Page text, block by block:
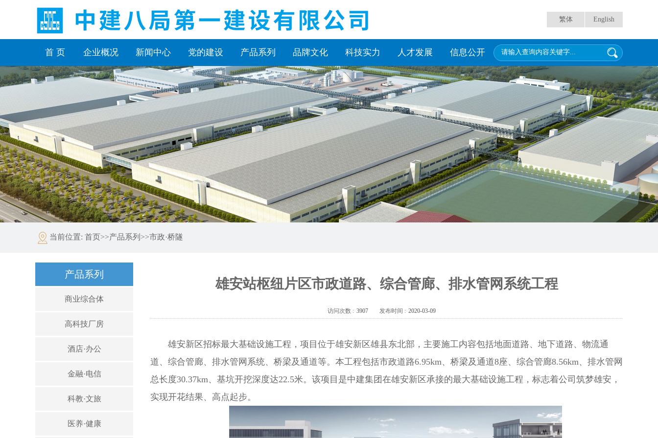
繁体 English
首 页 企业概况 新闻中心 党的建设 产品系列 品牌文化 科技实力 人才发展 信息公开
产品系列
商业综合体
高科技厂房
酒店·办公
金融·电信
科教·文旅
医养·健康
当前位置: 首页>>产品系列 >>市政·桥隧
雄安站枢纽片区市政道路、综合管廊、排水管网系统工程
访问次数 : 3907 发布时间 : 2020-03-09
雄安新区招标最大基础设施工程，项目位于雄安新区雄县东北部，主要施工内容包括地面道路、地下道路、物流通
道、综合管廊、排水管网系统、桥梁及通道等。本工程包括市政道路6.95km、桥梁及通道8座、综合管廊8.56km、排水管网
总长度30.37km、基坑开挖深度达22.5米。该项目是中建集团在雄安新区承接的最大基础设施工程，标志着公司筑梦雄安，
实现开花结果、高点起步。